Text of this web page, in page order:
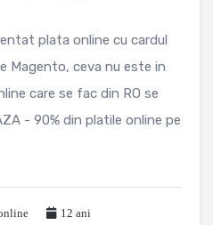
plata online cu cardul
Magento, ceva nu este in
care se fac din RO se
- 90% din platile online pe
12 ani